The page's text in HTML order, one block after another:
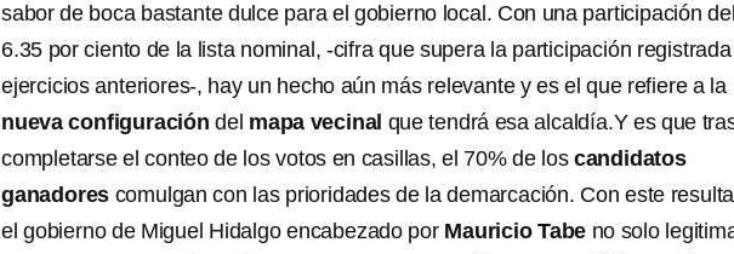
sabor de boca bastante dulce para el gobierno local. Con una participación
6.35 por ciento de la lista nominal, -cifra que supera la participación
ejercicios anteriores-, hay un hecho aún más relevante y es el que refiere a la
nueva configuración del mapa vecinal que tendrá esa alcaldía.Y es que
completarse el conteo de los votos en casillas, el 70% de los candidatos
ganadores comulgan con las prioridades de la demarcación. Con este
el gobierno de Miguel Hidalgo encabezado por Mauricio Tabe no solo